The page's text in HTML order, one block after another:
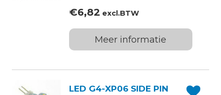
€6,82 excl.BTW
Meer informatie
LED G4-XP06 SIDE PIN